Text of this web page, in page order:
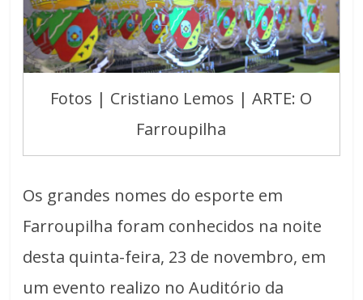
Fotos | Cristiano Lemos | ARTE: O
Farroupilha
Os grandes nomes do esporte em
Farroupilha foram conhecidos na noite
desta quinta-feira, 23 de novembro, em
um evento realizo no Auditório da